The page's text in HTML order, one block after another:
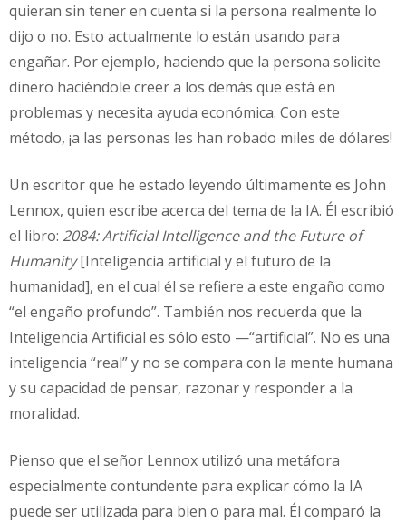
quieran sin tener en cuenta si la persona realmente lo
dijo o no. Esto actualmente lo están usando para
engañar. Por ejemplo, haciendo que la persona solicite
dinero haciéndole creer a los demás que está en
problemas y necesita ayuda económica. Con este
método, ¡a las personas les han robado miles de dólares!
Un escritor que he estado leyendo últimamente es John
Lennox, quien escribe acerca del tema de la IA. Él escribió
el libro: 2084: Artificial Intelligence and the Future of
Humanity[Inteligencia artificial y el futuro de la
humanidad], en el cual él se refiere a este engaño como
“el engaño profundo”. También nos recuerda que la
Inteligencia Artificial es sólo esto —“artificial”. No es una
inteligencia “real” y no se compara con la mente humana
y su capacidad de pensar, razonar y responder a la
moralidad.
Pienso que el señor Lennox utilizó una metáfora
especialmente contundente para explicar cómo la IA
puede ser utilizada para bien o para mal. Él comparó la